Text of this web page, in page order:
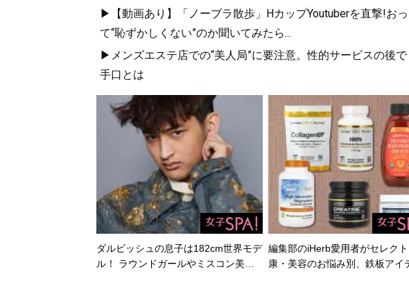
▶【動画あり】「ノーブラ散歩」HカップYoutuberを直撃!お
て“恥ずかしくない”のか聞いてみたら...
▶メンズエステ店での“美人局”に要注意。性的サービスの後
手口とは
ダルビッシュの息子は182cm世界モデ
ル！ ラウンドガールやミスコン美…
編集部のiHerb愛用者がセレク
康・美容のお悩み別、鉄板アイ